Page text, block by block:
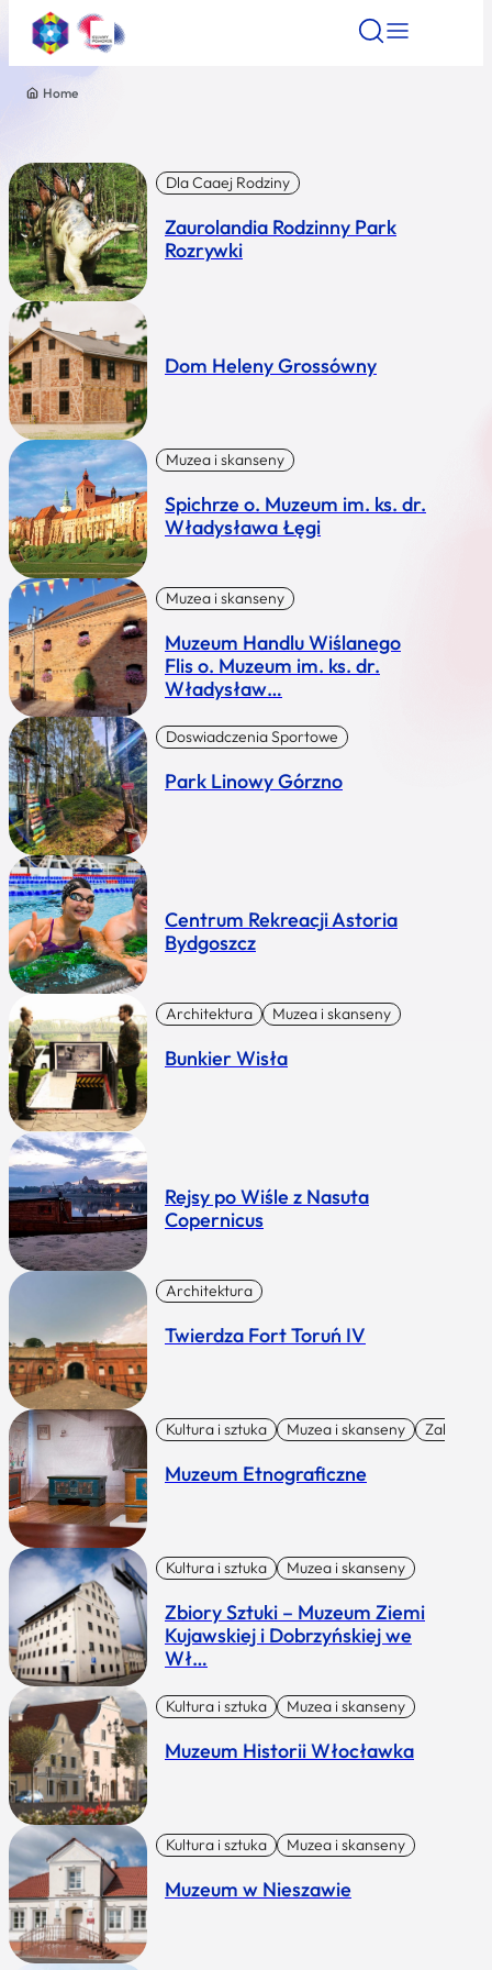
Nazwa atrakcji
Miasto
Kategoria
Home
Dla Caaej Rodziny
Zaurolandia Rodzinny Park
Rozrywki
Dom Heleny Grossówny
Muzea i skanseny
Spichrze o. Muzeum im. ks. dr.
Władysława Łęgi
Muzea i skanseny
Muzeum Handlu Wiślanego
Flis o. Muzeum im. ks. dr.
Władysław…
Doswiadczenia Sportowe
Park Linowy Górzno
Centrum Rekreacji Astoria
Bydgoszcz
Architektura Muzea i skanseny
Bunkier Wisła
Rejsy po Wiśle z Nasuta
Copernicus
Architektura
Twierdza Fort Toruń IV
Kultura i sztuka Muzea i skanseny Zabytki I
Muzeum Etnograficzne
Kultura i sztuka Muzea i skanseny
Zbiory Sztuki – Muzeum Ziemi
Kujawskiej i Dobrzyńskiej we
Wł…
Kultura i sztuka Muzea i skanseny
Muzeum Historii Włocławka
Kultura i sztuka Muzea i skanseny
Muzeum w Nieszawie